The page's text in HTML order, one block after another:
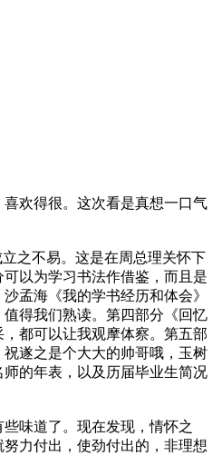
欢得很。这次看是真想一口气
之不易。这是在周总理关怀下
以为学习书法作借鉴，而且是
孟海《我的学书经历和体会》
得我们熟读。第四部分《回忆
都可以让我观摩体察。第五部
遂之是个大大的帅哥哦，玉树
的年表，以及历届毕业生简况
味道了。现在发现，情怀之
力付出，使劲付出的，非理想